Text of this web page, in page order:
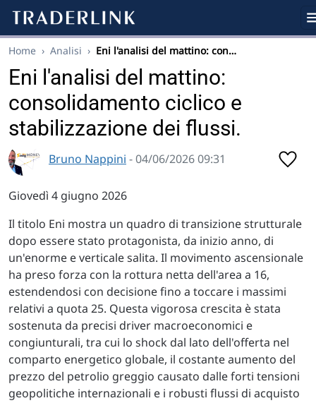
Home › Analisi › Eni l'analisi del mattino: con…
Eni l'analisi del mattino:
consolidamento ciclico e
stabilizzazione dei flussi.
Bruno Nappini - 04/06/2026 09:31
Giovedì 4 giugno 2026
Il titolo Eni mostra un quadro di transizione strutturale
dopo essere stato protagonista, da inizio anno, di
un'enorme e verticale salita. Il movimento ascensionale
ha preso forza con la rottura netta dell'area a 16,
estendendosi con decisione fino a toccare i massimi
relativi a quota 25. Questa vigorosa crescita è stata
sostenuta da precisi driver macroeconomici e
congiunturali, tra cui lo shock dal lato dell'offerta nel
comparto energetico globale, il costante aumento del
prezzo del petrolio greggio causato dalle forti tensioni
geopolitiche internazionali e i robusti flussi di acquisto